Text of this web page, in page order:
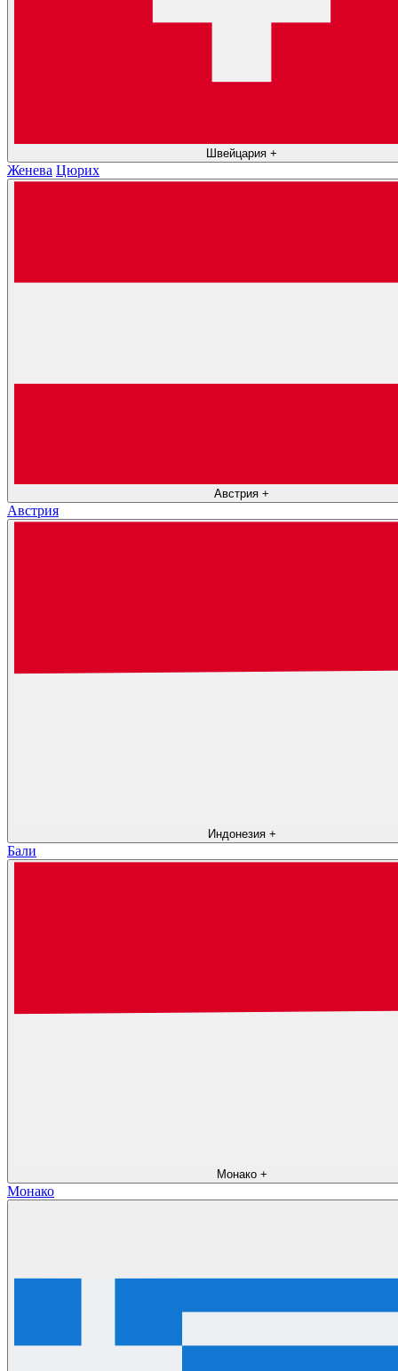
Швейцария +
Женева Цюрих
Австрия +
Австрия
Индонезия +
Бали
Монако +
Монако